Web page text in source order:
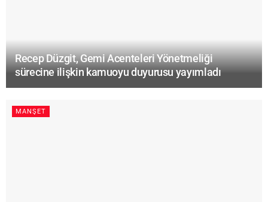
Recep Düzgit, Gemi Acenteleri Yönetmeliği
sürecine ilişkin kamuoyu duyurusu yayımladı
MANŞET